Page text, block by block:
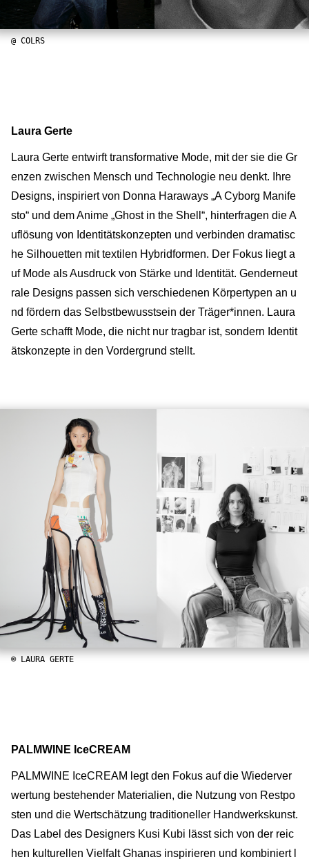
@ COLRS
Laura Gerte
Laura Gerte entwirft transformative Mode, mit der sie die Gr
enzen zwischen Mensch und Technologie neu denkt. Ihre
Designs, inspiriert von Donna Haraways „A Cyborg Manife
sto“ und dem Anime „Ghost in the Shell“, hinterfragen die A
uflösung von Identitätskonzepten und verbinden dramatisc
he Silhouetten mit textilen Hybridformen. Der Fokus liegt a
uf Mode als Ausdruck von Stärke und Identität. Genderneut
rale Designs passen sich verschiedenen Körpertypen an u
nd fördern das Selbstbewusstsein der Träger*innen. Laura
Gerte schafft Mode, die nicht nur tragbar ist, sondern Identit
ätskonzepte in den Vordergrund stellt.
© LAURA GERTE
PALMWINE IceCREAM
PALMWINE IceCREAM legt den Fokus auf die Wiederver
wertung bestehender Materialien, die Nutzung von Restpo
sten und die Wertschätzung traditioneller Handwerkskunst.
Das Label des Designers Kusi Kubi lässt sich von der reic
hen kulturellen Vielfalt Ghanas inspirieren und kombiniert l